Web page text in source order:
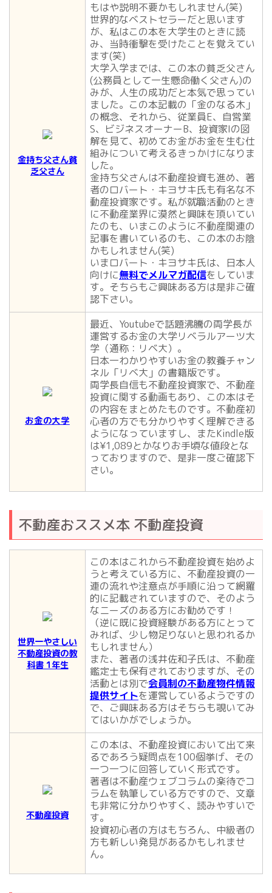
金持ち父さん貧
乏父さん
もはや説明不要かもしれません(笑)
世界的なベストセラーだと思います
が、私はこの本を大学生のときに読
み、当時衝撃を受けたことを覚えてい
ます(笑)
大学入学までは、この本の貧乏父さん
(公務員として一生懸命働く父さん)の
みが、人生の成功だと本気で思ってい
ました。この本記載の「金のなる木」
の概念、それから、従業員E、自営業
S、ビジネスオーナーB、投資家Iの図
解を見て、初めてお金がお金を生む仕
組みについて考えるきっかけになりま
した。
金持ち父さんは不動産投資も進め、著
者のロバート・キヨサキ氏も有名な不
動産投資家です。私が就職活動のとき
に不動産業界に漠然と興味を頂いてい
たのも、いまこのように不動産関連の
記事を書いているのも、この本のお陰
かもしれません(笑)
いまロバート・キヨサキ氏は、日本人
向けに無料でメルマガ配信をしていま
す。そちらもご興味ある方は是非ご確
認下さい。
お金の大学
最近、Youtubeで話題沸騰の両学長が
運営するお金の大学リベラルアーツ大
学（通称：リベ大）。
日本一わかりやすいお金の教養チャン
ネル「リベ大」の書籍版です。
両学長自信も不動産投資家で、不動産
投資に関する動画もあり、この本はそ
の内容をまとめたものです。不動産初
心者の方でも分かりやすく理解できる
ようになっていますし、またKindle版
は¥1,089とかなりお手頃な値段とな
っておりますので、是非一度ご確認下
さい。
不動産おススメ本 不動産投資
世界一やさしい
不動産投資の教
科書 1年生
この本はこれから不動産投資を始めよ
うと考えている方に、不動産投資の一
連の流れや注意点が手順に沿って網羅
的に記載されていますので、そのよう
なニーズのある方にお勧めです！
（逆に既に投資経験がある方にとって
みれば、少し物足りないと思われるか
もしれません）
また、著者の浅井佐和子氏は、不動産
鑑定士も保有されておりますが、その
活動とは別で会員制の不動産物件情報
提供サイトを運営しているようですの
で、ご興味ある方はそちらも覗いてみ
てはいかがでしょうか。
不動産投資
この本は、不動産投資において出て来
るであろう疑問点を100個挙げ、その
一つ一つに回答していく形式です。
著者は不動産ウェブコラムの楽待でコ
ラムを執筆している方ですので、文章
も非常に分かりやすく、読みやすいで
す。
投資初心者の方はもちろん、中級者の
方も新しい発見があるかもしれませ
ん。